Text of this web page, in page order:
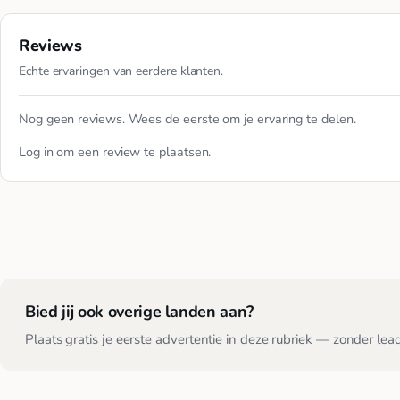
Reviews
Echte ervaringen van eerdere klanten.
Nog geen reviews. Wees de eerste om je ervaring te delen.
Log in om een review te plaatsen.
Bied jij ook overige landen aan?
Plaats gratis je eerste advertentie in deze rubriek — zonder